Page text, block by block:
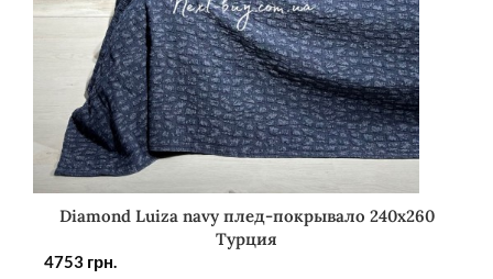
Diamond Luiza navy плед-покрывало 240х260
Турция
4753 грн.